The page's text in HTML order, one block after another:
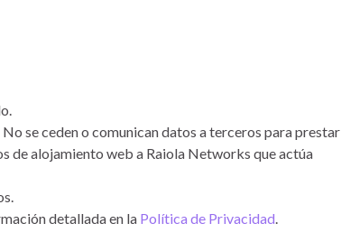
No se ceden o comunican datos a terceros para prestar
de alojamiento web a Raiola Networks que actúa
detallada en la Política de Privacidad